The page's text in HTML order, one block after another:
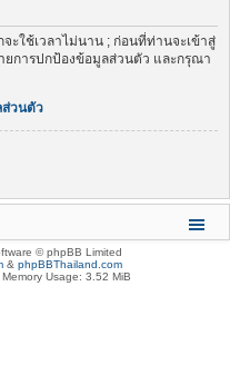
ะใช้เวลาไม่นาน ; ก่อนที่ท่านจะเข้าสู่
ยการปกป้องข้อมูลส่วนตัว และกรุณา
ส่วนตัว
© phpBB Limited
& phpBBThailand.com
Usage: 3.52 MiB